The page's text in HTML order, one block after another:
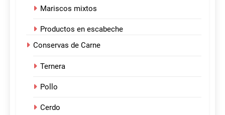
Mariscos mixtos
Productos en escabeche
Conservas de Carne
Ternera
Pollo
Cerdo